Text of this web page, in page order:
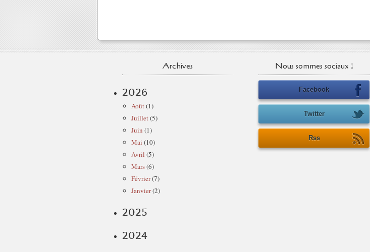
Archives
2026
Août(1)
Juillet(5)
Juin (1)
Mai (10)
Avril (5)
Mars(6)
Février(7)
Janvier(2)
2025
2024
Nous sommes sociaux !
Facebook
Twitter
Rss